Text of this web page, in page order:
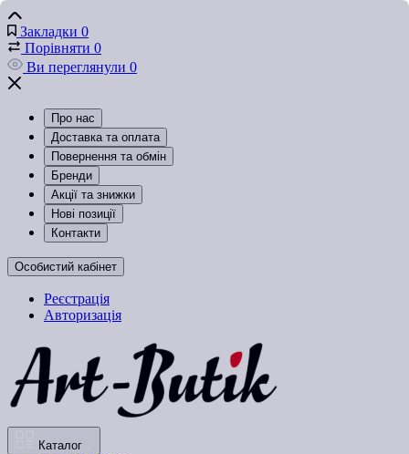
Закладки 0
Порівняти 0
Ви переглянули 0
Про нас
Доставка та оплата
Повернення та обмін
Бренди
Акції та знижки
Нові позиції
Контакти
Особистий кабінет
Реєстрація
Авторизація
Каталог